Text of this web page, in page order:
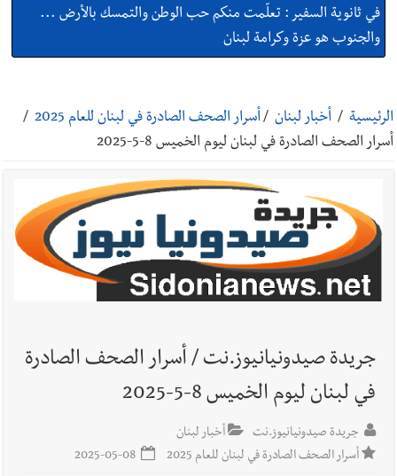
في ثانوية السفير : تعلّمت منكم حب الوطن والتمسك بالأرض ...
والجنوب هو عزة وكرامة لبنان
بلدية صيدا : حجز مركبتي توكتوك وتغريم صاحبهما
أخبار صيدا
We are hiring in Saida - Apply now before 14
august ...مطلوب موظفة للعمل في الأكاديمية الدولية لبناء
القدرات -صيدا
التشاوري الأول للمرصد الحضري
أخبار لبنان
خرق إسرائيلي في زوطر الغربية وساتر ترابي قبالة آخر
نقطة للجيش اللبناني
الرئيسية / أخبار لبنان / أسرار الصحف الصادرة في لبنان للعام 2025
/
أسرار الصحف الصادرة في لبنان ليوم الخميس 8-5-2025
جريدة صيدونيانيوز.نت / أسرار الصحف الصادرة
في لبنان ليوم الخميس 8-5-2025
جريدة صيدونيانيوز.نت
أخبار لبنان
أسرار الصحف الصادرة في لبنان للعام 2025
2025-05-08